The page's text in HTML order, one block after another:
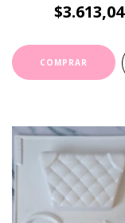
$3.613,04